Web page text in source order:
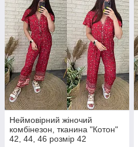
Неймовірний жіночий
комбінезон, тканина "Котон"
42, 44, 46 розмір 42